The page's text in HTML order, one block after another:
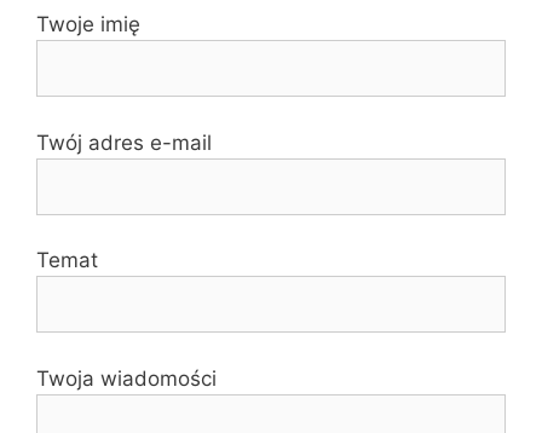
Twoje imię
Twój adres e-mail
Temat
Twoja wiadomości